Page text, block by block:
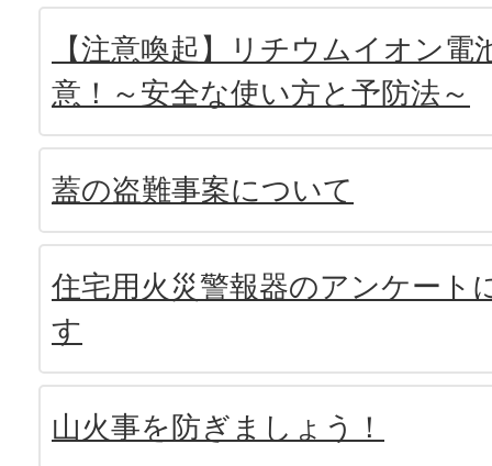
【注意喚起】リチウムイオン
意！～安全な使い方と予防法～
蓋の盗難事案について
住宅用火災警報器のアンケート
す
山火事を防ぎましょう！